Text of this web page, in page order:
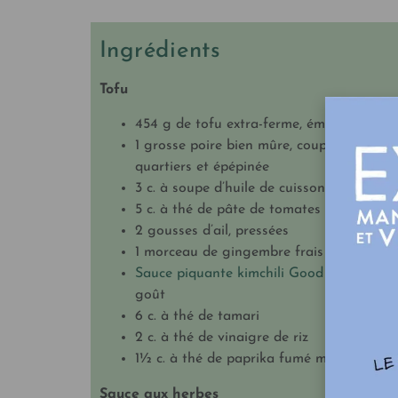
Ingrédients
Tofu
454 g de tofu extra-ferme, émiétté
1 grosse poire bien mûre, coupée en
quartiers et épépinée
3 c. à soupe d’huile de cuisson végétale
5 c. à thé de pâte de tomates
2 gousses d’ail, pressées
1 morceau de gingembre frais (2,5 po)
Sauce piquante kimchili Good Big Nice
goût
6 c. à thé de tamari
2 c. à thé de vinaigre de riz
1½ c. à thé de paprika fumé moulu
Sauce aux herbes